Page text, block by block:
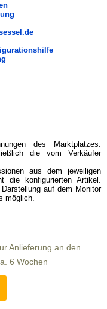
des Marktplatzes.
die vom Verkäufer
aus dem jeweiligen
die konfigurierten Artikel.
auf dem Monitor
möglich.
Anlieferung an den
6 Wochen